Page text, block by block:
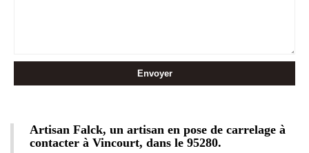
Artisan Falck, un artisan en pose de carrelage à
contacter à Vincourt, dans le 95280.